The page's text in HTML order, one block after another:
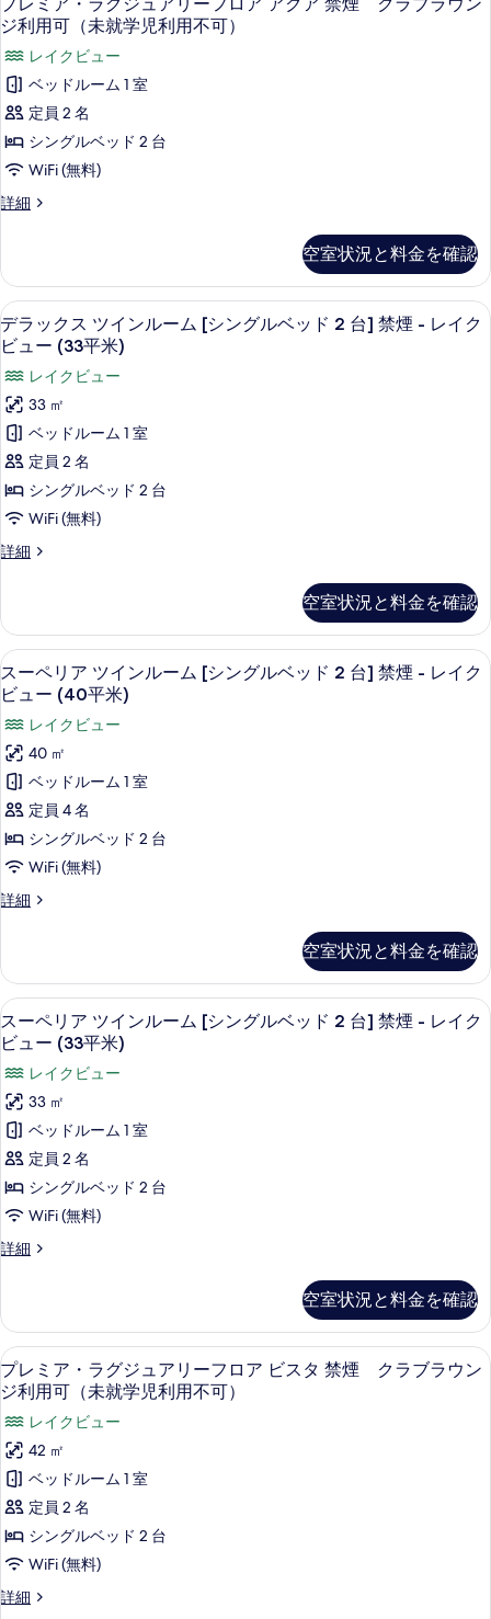
を
表
示
す
る
の
写
真
を
表
示
す
ツ
イ
ン
禁
煙
の
べ
の
写
真
を
表
示
す
る
イ
ン
禁
煙
の
詳
細
イ
ク
ビ
ュ
ー
40
平
イ
ン
禁
煙
の
す
べ
て
の
写
表
示
す
る
ア
Natura
レ
イ
ク
ビ
ュ
40
平
米
ン
煙
の
詳
細
レ
ミ
ア・
ラ
グ
ジ
ュ
ー
フ
ロ
ア
ア
ク
ア
禁
煙
ク
ラ
ラ
ウ
ン
ジ
利
用
可
（未
就
学
児
不
可）
の
す
べ
て
の
写
真
を
す
る
ジ利用可（未就学児利用不可）
レイクビュー
ベッドルーム 1 室
定員 2 名
シングルベッド 2 台
WiFi (無料)
詳細
プ
ラ
グ
ジ
ュ
ア
リ
ー
フ
ロ
ア
ク
ア
煙
ラ
ウ
ン
ジ
用
可
（未
就
学
児
用
不
可）
細
空室状況と料金を確認
デ
ラ
ッ
ク
ス
ツ
イ
ン
ル
[シ
ン
グ
ル
ベ
ッ
ド
2
台]
禁
煙
イ
ク
ビ
ュ
ー
(33
平
米)
の
す
の
写
真
を
表
示
す
る
デラックス ツインルーム [シングル
5
デラックス ツインルーム [シングルベッド 2 台] 禁煙 - レイク
ビュー (33平米)
レイクビュー
33 ㎡
ベッドルーム 1 室
定員 2 名
シングルベッド 2 台
WiFi (無料)
詳細
デ
ス
ツ
イ
ン
ル
ー
ム
[シ
ン
グ
ベ
ッ
2
レ
イ
ク
ュ
ー
(33
平
米)
の
細
空室状況と料金を確認
ス
ー
ペ
リ
ア
ツ
イ
ン
ル
[シ
ン
グ
ル
ベ
ッ
ド
2
台]
禁
煙
イ
ク
ビ
ュ
ー
(40
平
米)
の
す
セーフティボックス (室内)、デスク
5
スーペリア ツインルーム [シングルベッド 2 台] 禁煙 - レイク
ビュー (40平米)
レイクビュー
40 ㎡
ベッドルーム 1 室
定員 4 名
シングルベッド 2 台
WiFi (無料)
詳細
ス
ア
ツ
イ
ン
ル
ー
ム
[シ
ン
グ
ベ
ッ
2
レ
イ
ク
ュ
ー
(40
平
米)
の
細
空室状況と料金を確認
ス
ー
ペ
リ
ア
ツ
イ
ン
ル
[シ
ン
グ
ル
ベ
ッ
ド
2
台]
禁
煙
スーペリア ツインルーム [シングル
5
スーペリア ツインルーム [シングルベッド 2 台] 禁煙 - レイク
ビュー (33平米)
レイクビュー
33 ㎡
ベッドルーム 1 室
定員 2 名
シングルベッド 2 台
WiFi (無料)
詳細
ス
ア
ツ
イ
ン
ル
ー
ム
[シ
ン
グ
ベ
ッ
2
空室状況と料金を確認
プ
レ
ミ
ア・
ラ
グ
ジ
ュ
ア
セーフティボックス (室内)、デスク
11
プレミア・ラグジュアリーフロア ビスタ 禁煙 クラブラウン
ジ利用可（未就学児利用不可）
レイクビュー
42 ㎡
ベッドルーム 1 室
定員 2 名
シングルベッド 2 台
WiFi (無料)
詳細
プ